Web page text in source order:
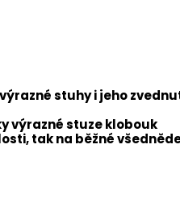
stuhy i jeho
výrazné stuze klobouk
tak na běžné